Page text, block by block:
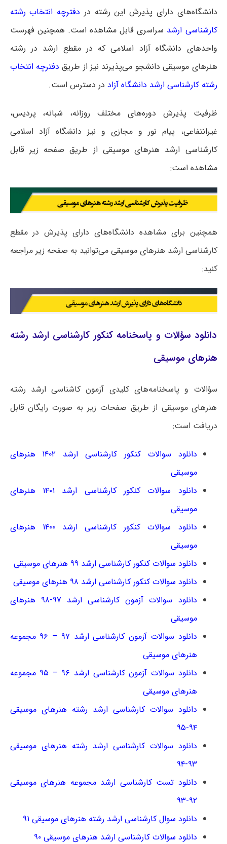
دانشگاه‌های دارای پذیرش این رشته در دفترچه انتخاب رشته
کارشناسی ارشد سراسریقابل مشاهده است. همچنین فهرست
واحدهای دانشگاه آزاد اسلامی که در مقطع ارشد در رشته
هنرهای موسیقی دانشجو می‌پذیرند نیز از طریق دفترچه انتخاب
رشته کارشناسی ارشد دانشگاه آزاد در دسترس است.
ظرفیت پذیرش دوره‌های مختلف روزانه، شبانه، پردیس،
غیرانتفاعی، پیام نور و مجازی و نیز دانشگاه آزاد اسلامی
کارشناسی ارشد هنرهای موسیقی از طریق صفحه زیر قابل
مشاهده است:
همچنین برای مشاهده دانشگاه‌های دارای پذیرش در مقطع
کارشناسی ارشد هنرهای موسیقی می‌توانید به صفحه زیر مراجعه
کنید:
دانلود سؤالات و پاسخنامه کنکور کارشناسی ارشد رشته
هنرهای موسیقی
سؤالات و پاسخنامه‌های کلیدی آزمون کاشناسی ارشد رشته
هنرهای موسیقی از طریق صفحات زیر به صورت رایگان قابل
دریافت است:
دانلود سوالات کنکور کارشناسی ارشد ۱۴۰۲ هنرهای
موسیقی
دانلود سوالات کنکور کارشناسی ارشد ۱۴۰۱ هنرهای
موسیقی
دانلود سوالات کنکور کارشناسی ارشد ۱۴۰۰ هنرهای
موسیقی
دانلود سوالات کنکور کارشناسی ارشد ۹۹ هنرهای موسیقی
دانلود سوالات کنکور کارشناسی ارشد ۹۸ هنرهای موسیقی
دانلود سوالات آزمون کارشناسی ارشد ۹۷-۹۸ هنرهای
موسیقی
دانلود سوالات آزمون کارشناسی ارشد ۹۷ – ۹۶ مجموعه
هنرهای موسیقی
دانلود سوالات آزمون کارشناسی ارشد ۹۶ – ۹۵ مجموعه
هنرهای موسیقی
دانلود سوالات کارشناسی ارشد رشته هنرهای موسیقی
۹۴-۹۵
دانلود سوالات کارشناسی ارشد رشته هنرهای موسیقی
۹۳-۹۴
دانلود تست کارشناسی ارشد مجموعه هنرهای موسیقی
۹۲-۹۳
دانلود سوال کارشناسی ارشد رشته هنرهای موسیقی ۹۱
دانلود سوالات کارشناسی ارشد هنرهای موسیقی ۹۰